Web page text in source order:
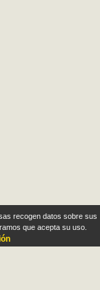
recogen datos sobre sus
que acepta su uso.